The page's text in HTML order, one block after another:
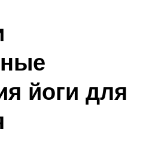
йоги для